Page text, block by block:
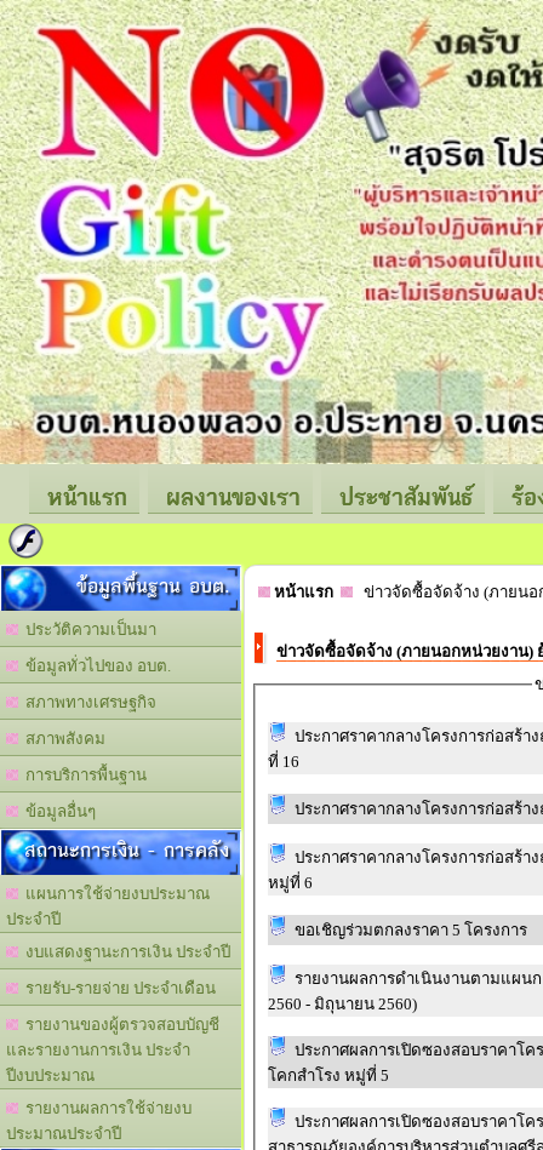
หน้าแรก ผลงานของเรา ประชาสัมพันธ์ ร้
ข้อมูลพื้นฐาน อบต.
ประวัติความเป็นมา
ข้อมูลทั่วไปของ อบต.
สภาพทางเศรษฐกิจ
สภาพสังคม
การบริการพื้นฐาน
ข้อมูลอื่นๆ
สถานะการเงิน - การคลัง
แผนการใช้จ่ายงบประมาณ
ประจำปี
งบแสดงฐานะการเงิน ประจำปี
รายรับ-รายจ่าย ประจำเดือน
รายงานของผู้ตรวจสอบบัญชี
และรายงานการเงิน ประจำ
ปีงบประมาณ
รายงานผลการใช้จ่ายงบ
ประมาณประจำปี
หน้าแรก ข่าวจัดซื้อจัดจ้าง (ภายน
ข่าวจัดซื้อจัดจ้าง (ภายนอกหน่วยงาน)
ประกาศราคากลางโครงการก่อสร้างถนนคอน
ที่ 16
ประกาศราคากลางโครงการก่อสร้างถนนคอ
หมู่ที่ 6
ขอเชิญร่วมตกลงราคา 5 โครงการ
รายงานผลการดำเนินงานตามแผนการจัดหาพัสดุ (ผด
2560 - มิถุนายน 2560)
ประกาศผลการเปิดซองสอบราคาโคร
โคกสำโรง หมู่ที่ 5
ประกาศผลการเปิดซองสอบราคาโค